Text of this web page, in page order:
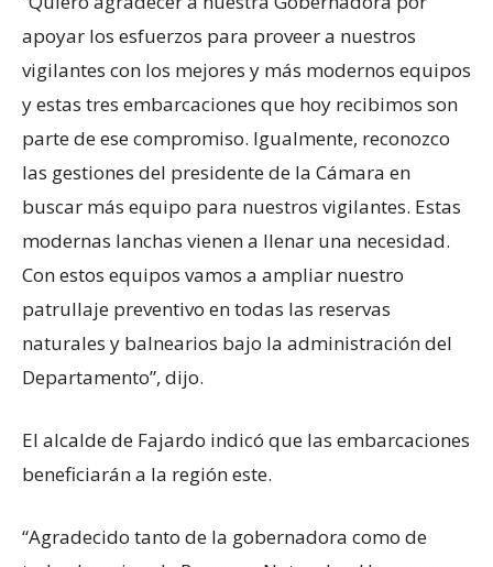
apoyar los esfuerzos para proveer a nuestros
vigilantes con los mejores y más modernos equipos
y estas tres embarcaciones que hoy recibimos son
parte de ese compromiso. Igualmente, reconozco
las gestiones del presidente de la Cámara en
buscar más equipo para nuestros vigilantes. Estas
modernas lanchas vienen a llenar una necesidad.
Con estos equipos vamos a ampliar nuestro
patrullaje preventivo en todas las reservas
naturales y balnearios bajo la administración del
Departamento”, dijo.
El alcalde de Fajardo indicó que las embarcaciones
beneficiarán a la región este.
“Agradecido tanto de la gobernadora como de